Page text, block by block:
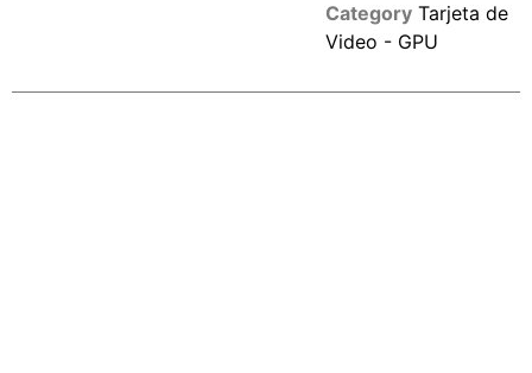
Category Tarjeta de
Video - GPU